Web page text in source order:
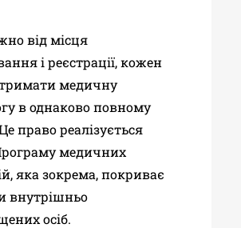
від місця
і реєстрації, кожен
медичну
в однаково повному
право реалізується
медичних
яка зокрема, покриває
внутрішньо
осіб.